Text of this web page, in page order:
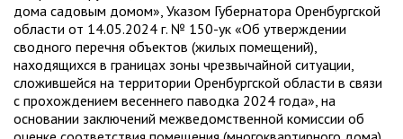
дома садовым домом», Указом Губернатора Оренбургской
области от 14.05.2024 г. № 150-ук «Об утверждении
сводного перечня объектов (жилых помещений),
находящихся в границах зоны чрезвычайной ситуации,
сложившейся на территории Оренбургской области в связи
с прохождением весеннего паводка 2024 года», на
основании заключений межведомственной комиссии об